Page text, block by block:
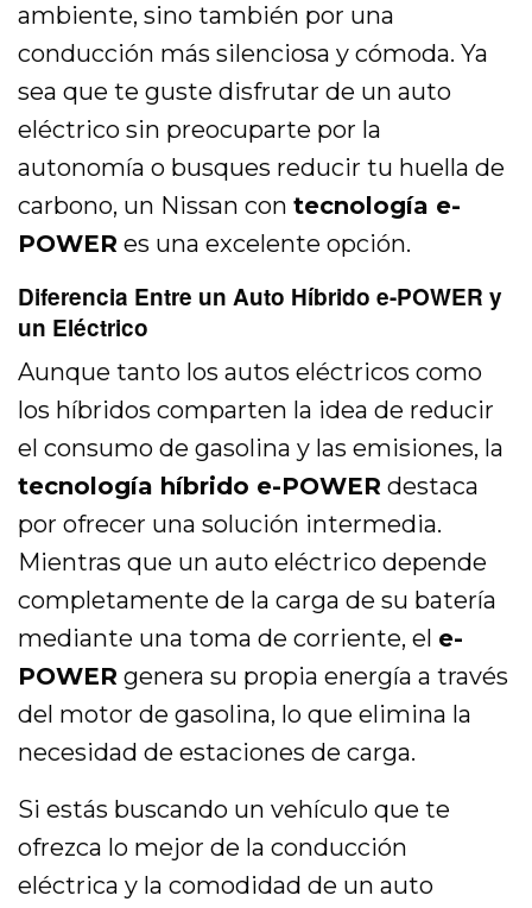
ambiente, sino también por una
conducción más silenciosa y cómoda. Ya
sea que te guste disfrutar de un auto
eléctrico sin preocuparte por la
autonomía o busques reducir tu huella de
carbono, un Nissan contecnología e-
POWER es una excelente opción.
Diferencia Entre un Auto Híbrido e-POWER y
un Eléctrico
Aunque tanto los autos eléctricos como
los híbridos comparten la idea de reducir
el consumo de gasolina y las emisiones, la
tecnología híbrido e-POWER destaca
por ofrecer una solución intermedia.
Mientras que un auto eléctrico depende
completamente de la carga de su batería
mediante una toma de corriente, el e-
POWER genera su propia energía a través
del motor de gasolina, lo que elimina la
necesidad de estaciones de carga.
Si estás buscando un vehículo que te
ofrezca lo mejor de la conducción
eléctrica y la comodidad de un auto